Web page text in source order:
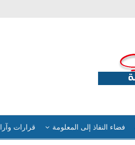
فضاء النفاذ إلى المعلومة قرارات